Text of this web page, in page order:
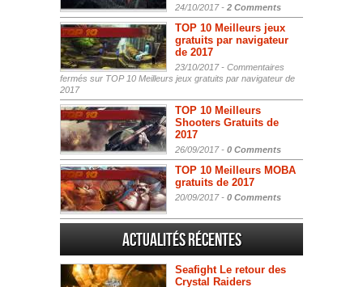
24/10/2017 - 2 Comments
TOP 10 Meilleurs jeux
gratuits par navigateur
de 2017
23/10/2017 - Commentaires
fermés sur TOP 10 Meilleurs jeux gratuits par navigateur de
2017
TOP 10 Meilleurs
Shooters Gratuits de
2017
26/09/2017 - 0 Comments
TOP 10 Meilleurs MOBA
gratuits de 2017
20/09/2017 - 0 Comments
Actualités Récentes
Seafight Le retour des
Crystal Raiders